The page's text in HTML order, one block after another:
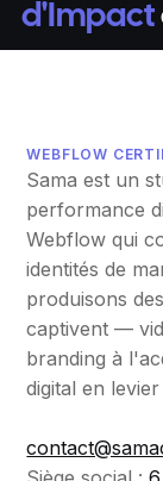
d'Impact
WEBFLOW
Sama est un
performance
Webflow qui
identités de
produisons
captivent —
branding à
digital en